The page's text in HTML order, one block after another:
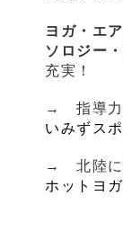
ヨガ・エ
ソロジー
充実！
→ 指導力
いみずス
→ 北陸に
ホットヨ